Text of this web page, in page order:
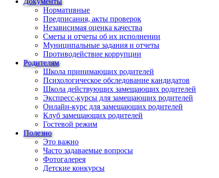
Нормативные
Предписания, акты проверок
Независимая оценка качества
Сметы и отчеты об их исполнении
Муниципальные задания и отчеты
Противодействие коррупции
Родителям
Школа принимающих родителей
Психологическое обследование кандидатов
Школа действующих замещающих родителей
Экспресс-курсы для замещающих родителей
Онлайн-курс для замещающих родителей
Клуб замещающих родителей
Гостевой режим
Полезно
Это важно
Часто задаваемые вопросы
Фотогалерея
Детские конкурсы